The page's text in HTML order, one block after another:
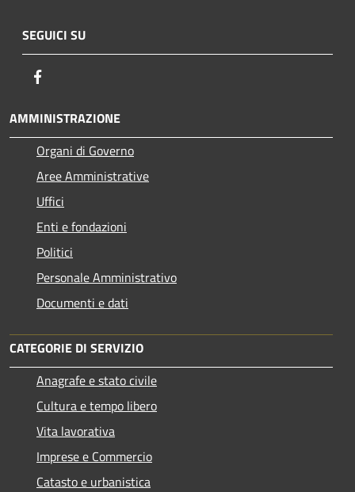
SEGUICI SU
AMMINISTRAZIONE
Organi di Governo
Aree Amministrative
Uffici
Enti e fondazioni
Politici
Personale Amministrativo
Documenti e dati
CATEGORIE DI SERVIZIO
Anagrafe e stato civile
Cultura e tempo libero
Vita lavorativa
Imprese e Commercio
Catasto e urbanistica